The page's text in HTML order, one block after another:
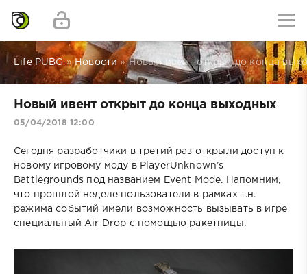
Life PUBG»Новости » Новый ивент открыт до конца
Новый ивент открыт до конца выходных
05/04/2018 12:00
Сегодня разработчики в третий раз открыли доступ к
новому игровому моду в PlayerUnknown’s
Battlegrounds под названием Event Mode. Напомним,
что прошлой неделе пользователи в рамках т.н.
режима событий имели возможность вызывать в игре
специальный Air Drop с помощью ракетницы.